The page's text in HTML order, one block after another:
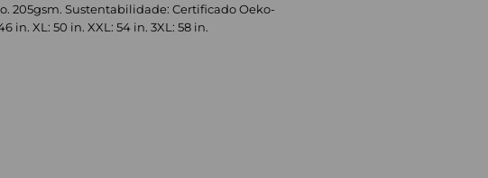
205gsm. Sustentabilidade: Certificado Oeko-
in. XL: 50 in. XXL: 54 in. 3XL: 58 in.